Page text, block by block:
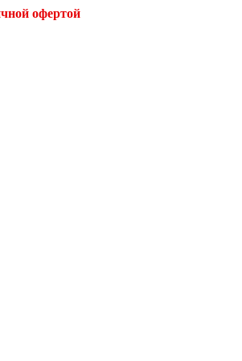
офертой